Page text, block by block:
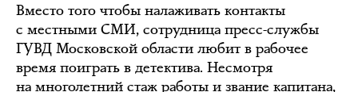
Вместо того чтобы налаживать контакты
с местными СМИ, сотрудница пресс-службы
ГУВД Московской области любит в рабочее
время поиграть в детектива. Несмотря
на многолетний стаж работы и звание капитана,